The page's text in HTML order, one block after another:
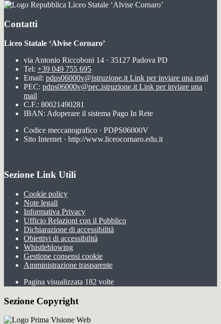
Liceo Statale ‘Alvise Cornaro’
Contatti
Liceo Statale ‘Alvise Cornaro’
via Antonio Riccoboni 14 · 35127 Padova PD
Tel: +39 049 755 695
Email: pdps06000v@istruzione.it Link per inviare una mail
PEC: pdps06000v@pec.istruzione.it Link per inviare una
mail
C.F.: 80021490281
IBAN: Adoperare il sistema Pago In Rete
Codice meccanografico · PDPS06000V
Sito Internet · http://www.liceocornaro.edu.it
Sezione Link Utili
Cookie policy
Note legali
Informativa Privacy
Ufficio Relazioni con il Pubblico
Dichiarazione di accessibilità
Obiettivi di accessibilità
Whistleblowing
Gestione consensi cookie
Amministrazione trasparente
Pagina visualizzata 182 volte
Sezione Copyright